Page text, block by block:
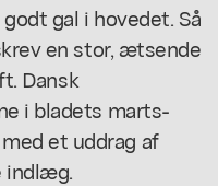
gal i hovedet. Så
en stor, ætsende
Dansk
i bladets marts-
et uddrag af
indlæg.